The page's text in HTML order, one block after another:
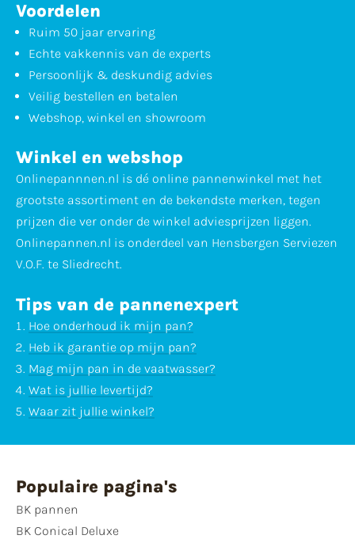
Voordelen
Ruim 50 jaar ervaring
Echte vakkennis van de experts
Persoonlijk & deskundig advies
Veilig bestellen en betalen
Webshop, winkel en showroom
Winkel en webshop
Onlinepannnen.nl is dé online pannenwinkel met het
grootste assortiment en de bekendste merken, tegen
prijzen die ver onder de winkel adviesprijzen liggen.
Onlinepannen.nl is onderdeel van Hensbergen Serviezen
V.O.F. te Sliedrecht.
Tips van de pannenexpert
Hoe onderhoud ik mijn pan?
Heb ik garantie op mijn pan?
Mag mijn pan in de vaatwasser?
Wat is jullie levertijd?
Waar zit jullie winkel?
Populaire pagina's
BK pannen
BK Conical Deluxe